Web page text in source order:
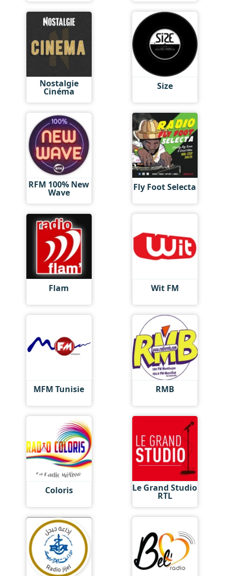
Nostalgie
Cinéma Size
RFM 100% New
Wave Fly Foot Selecta
Flam Wit FM
MFM Tunisie RMB
Coloris Le Grand Studio
RTL